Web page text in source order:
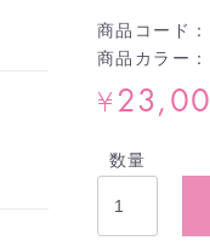
商品コード：
商品カラー：
¥
数量